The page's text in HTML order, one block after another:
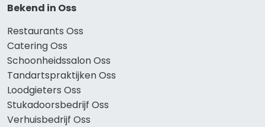
Bekend in Oss
Restaurants Oss
Catering Oss
Schoonheidssalon Oss
Tandartspraktijken Oss
Loodgieters Oss
Stukadoorsbedrijf Oss
Verhuisbedrijf Oss